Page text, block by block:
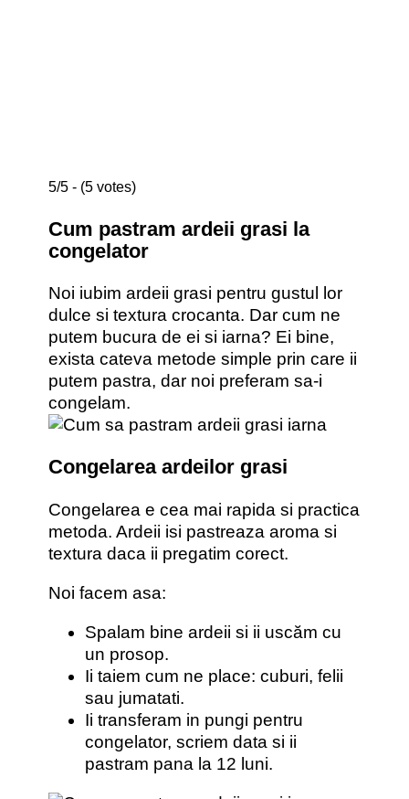
5/5 - (5 votes)
Cum pastram ardeii grasi la
congelator
Noi iubim ardeii grasi pentru gustul lor
dulce si textura crocanta. Dar cum ne
putem bucura de ei si iarna? Ei bine,
exista cateva metode simple prin care ii
putem pastra, dar noi preferam sa-i
congelam.
Congelarea ardeilor grasi
Congelarea e cea mai rapida si practica
metoda. Ardeii isi pastreaza aroma si
textura daca ii pregatim corect.
Noi facem asa:
Spalam bine ardeii si ii uscăm cu
un prosop.
Ii taiem cum ne place: cuburi, felii
sau jumatati.
Ii transferam in pungi pentru
congelator, scriem data si ii
pastram pana la 12 luni.